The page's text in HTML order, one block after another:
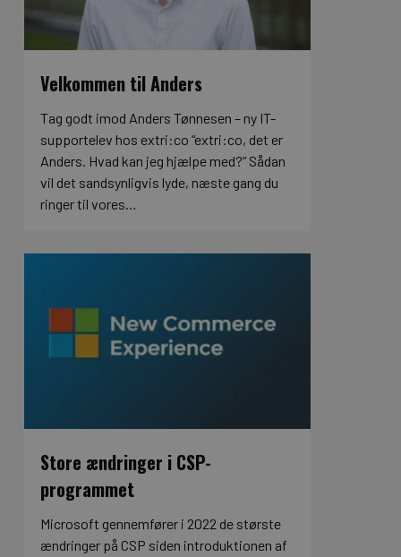
Velkommen til Anders
Tag godt imod Anders Tønnesen – ny IT-
supportelev hos extri:co “extri:co, det er
Anders. Hvad kan jeg hjælpe med?” Sådan
vil det sandsynligvis lyde, næste gang du
ringer til vores…
Store ændringer i CSP-
programmet
Microsoft gennemfører i 2022 de største
ændringer på CSP siden introduktionen af